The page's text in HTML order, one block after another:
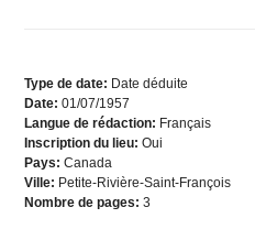
Type de date: Date déduite
Date:01/07/1957
Langue de rédaction: Français
Inscription du lieu:Oui
Pays:Canada
Ville: Petite-Rivière-Saint-François
Nombre de pages:3